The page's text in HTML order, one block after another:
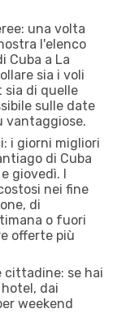
una volta
l'elenco
Cuba a La
sia i voli
sia di quelle
sulle date
vantaggiose.
i giorni migliori
di Cuba
giovedì. I
nei fine
di
o fuori
offerte più
cittadine: se hai
dai
weekend